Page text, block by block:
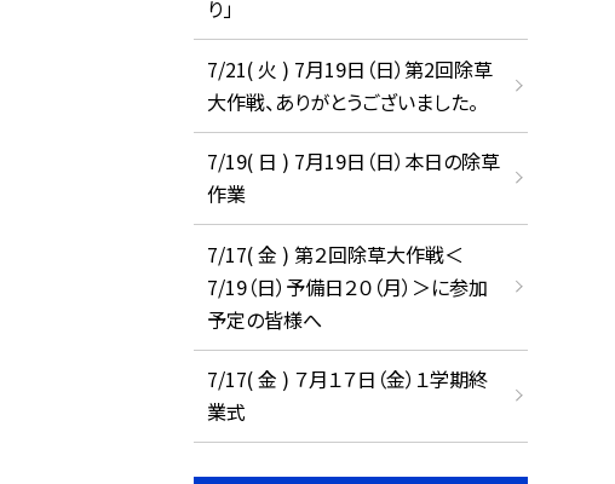
り」
7/21( 火 ) 7月19日（日）第2回除草
大作戦、ありがとうございました。
7/19( 日 ) 7月19日（日）本日の除草
作業
7/17( 金 ) 第２回除草大作戦＜
7/19（日）予備日２０（月）＞に参加
予定の皆様へ
7/17( 金 ) ７月１７日（金）１学期終
業式